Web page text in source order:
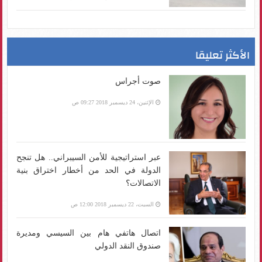
الأكثر تعليقا
صوت أجراس
الإثنين، 24 ديسمبر 2018 09:27 ص
عبر استراتيجية للأمن السيبراني.. هل تنجح
الدولة في الحد من أخطار اختراق بنية
الاتصالات؟
السبت، 22 ديسمبر 2018 12:00 ص
اتصال هاتفي هام بين السيسي ومديرة
صندوق النقد الدولي